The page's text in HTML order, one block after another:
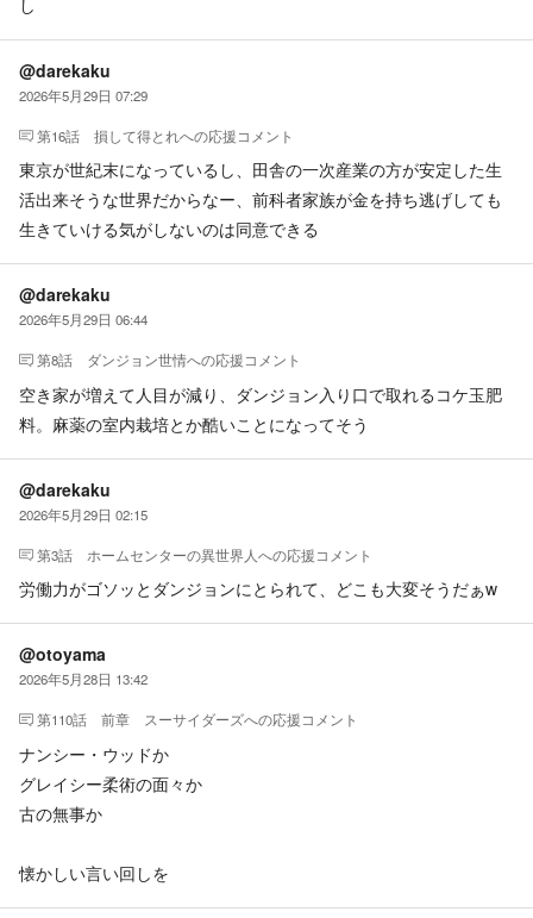
@darekaku
2026年5月29日 07:29
第16話 損して得とれへの応援コメント
東京が世紀末になっているし、田舎の一次産業の方が安定した生
活出来そうな世界だからなー、前科者家族が金を持ち逃げしても
生きていける気がしないのは同意できる
@darekaku
2026年5月29日 06:44
第8話 ダンジョン世情への応援コメント
空き家が増えて人目が減り、ダンジョン入り口で取れるコケ玉肥
料。麻薬の室内栽培とか酷いことになってそう
@darekaku
2026年5月29日 02:15
第3話 ホームセンターの異世界人 への応援コメント
労働力がゴソッとダンジョンにとられて、どこも大変そうだぁw
@otoyama
2026年5月28日 13:42
第110話 前章 スーサイダーズへの応援コメント
ナンシー・ウッドか
グレイシー柔術の面々か
古の無事か
懐かしい言い回しを